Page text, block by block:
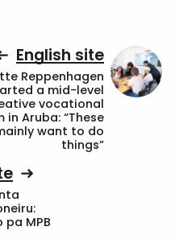
English site
Reppenhagen
a mid-level
vocational
in Aruba: “These
want to do
things”
MPB